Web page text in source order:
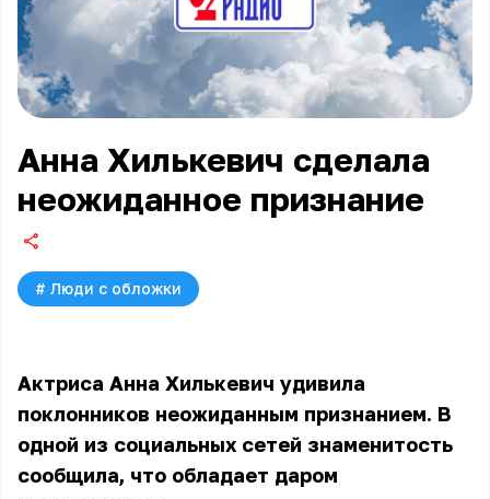
Анна Хилькевич сделала
неожиданное признание
# Люди с обложки
Актриса Анна Хилькевич удивила
поклонников неожиданным признанием. В
одной из социальных сетей знаменитость
сообщила, что обладает даром